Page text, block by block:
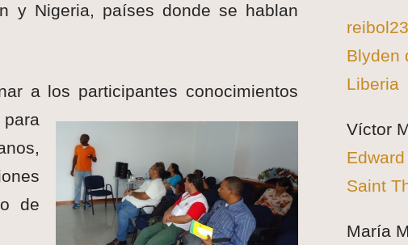
y Nigeria, países donde se hablan
a los participantes conocimientos
de
reibol23
Blyden
Liberia
Víctor
Saint
María